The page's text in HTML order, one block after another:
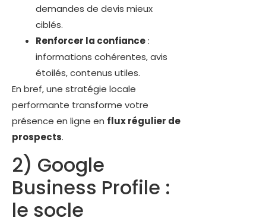
demandes de devis mieux
ciblés.
Renforcer la confiance:
informations cohérentes, avis
étoilés, contenus utiles.
En bref, une stratégie locale
performante transforme votre
présence en ligne en flux régulier de
prospects.
2) Google
Business Profile :
le socle